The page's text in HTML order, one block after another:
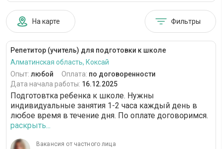
На карте Фильтры
Репетитор (учитель) для подготовки к школе
Алматинская область, Коксай
Опыт: любой Оплата: по договоренности
Дата начала работы: 16.12.2025
Подготовтка ребенка к школе. Нужны
индивидуальные занятия 1-2 часа каждый день в
любое время в течение дня. По оплате договоримся.
раскрыть...
Вакансия от частного лица